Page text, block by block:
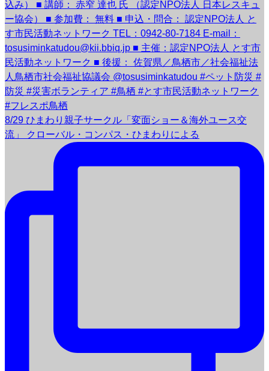
8/29 ひまわり親子サークル「変面ショー＆海外ユース交
流」 クローバル・コンパス・ひまわりによる